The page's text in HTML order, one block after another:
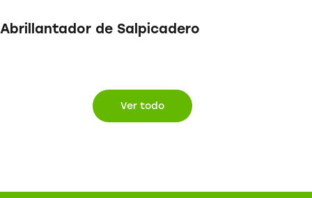
Abrillantador de Salpicadero
Ver todo